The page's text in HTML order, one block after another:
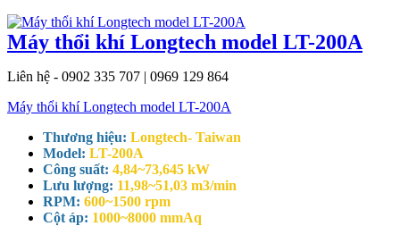
Máy thổi khí Longtech model LT-200A
Liên hệ - 0902 335 707 | 0969 129 864
Máy thổi khí Longtech model LT-200A
Thương hiệu: Longtech- Taiwan
Model: LT-200A
Công suất: 4,84~73,645 kW
Lưu lượng: 11,98~51,03 m3/min
RPM: 600~1500 rpm
Cột áp: 1000~8000 mmAq